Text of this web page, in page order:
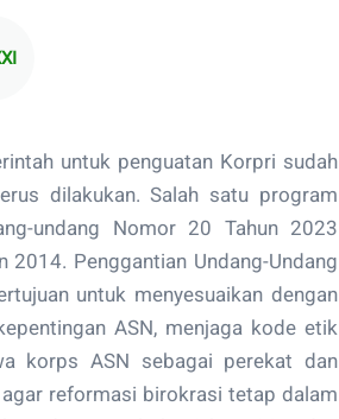
untuk penguatan Korpri sudah
dilakukan. Salah satu program
undang Nomor 20 Tahun 2023
2014. Penggantian Undang-Undang
untuk menyesuaikan dengan
ASN, menjaga kode etik
korps ASN sebagai perekat dan
reformasi birokrasi tetap dalam